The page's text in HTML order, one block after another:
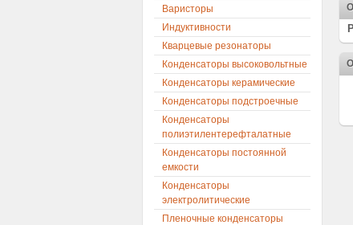
Варисторы
Индуктивности
Кварцевые резонаторы
Конденсаторы высоковольтные
Конденсаторы керамические
Конденсаторы подстроечные
Конденсаторы
полиэтилентерефталатные
Конденсаторы постоянной
емкости
Конденсаторы
электролитические
Пленочные конденсаторы